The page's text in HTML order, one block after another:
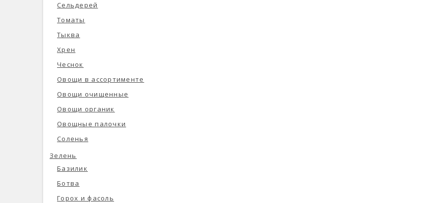
Сельдерей
Томаты
Тыква
Хрен
Чеснок
Овощи в ассортименте
Овощи очищенные
Овощи органик
Овощные палочки
Соленья
Зелень
Базилик
Ботва
Горох и фасоль